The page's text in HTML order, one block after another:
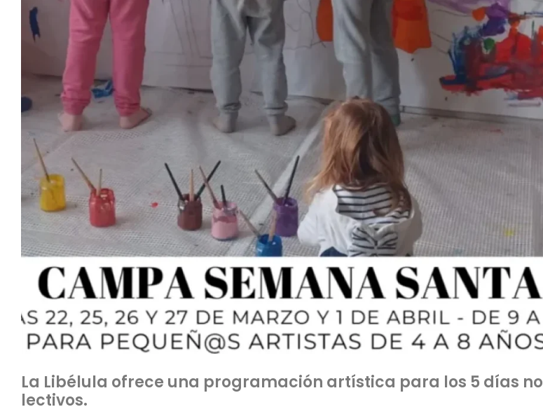
La Libélula ofrece una programación artística para los 5 días no
lectivos.